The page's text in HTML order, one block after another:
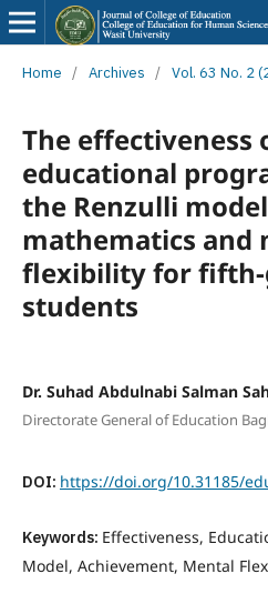
Home / Archives / Vol. 63 No. 2
The effectiveness
educational
the Renzulli
mathematics and
flexibility for fifth-
students
Dr. Suhad Abdulnabi Salman
Directorate General of Education
DOI: https://doi.org/10.31185/
Keywords: Effectiveness,
Model, Achievement, Mental